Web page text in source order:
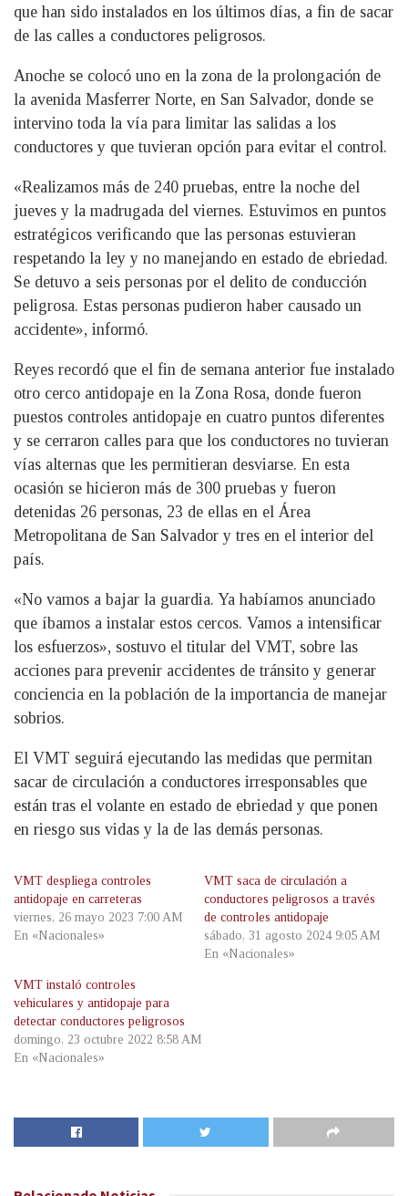
que han sido instalados en los últimos días, a fin de sacar
de las calles a conductores peligrosos.
Anoche se colocó uno en la zona de la prolongación de
la avenida Masferrer Norte, en San Salvador, donde se
intervino toda la vía para limitar las salidas a los
conductores y que tuvieran opción para evitar el control.
«Realizamos más de 240 pruebas, entre la noche del
jueves y la madrugada del viernes. Estuvimos en puntos
estratégicos verificando que las personas estuvieran
respetando la ley y no manejando en estado de ebriedad.
Se detuvo a seis personas por el delito de conducción
peligrosa. Estas personas pudieron haber causado un
accidente», informó.
Reyes recordó que el fin de semana anterior fue instalado
otro cerco antidopaje en la Zona Rosa, donde fueron
puestos controles antidopaje en cuatro puntos diferentes
y se cerraron calles para que los conductores no tuvieran
vías alternas que les permitieran desviarse. En esta
ocasión se hicieron más de 300 pruebas y fueron
detenidas 26 personas, 23 de ellas en el Área
Metropolitana de San Salvador y tres en el interior del
país.
«No vamos a bajar la guardia. Ya habíamos anunciado
que íbamos a instalar estos cercos. Vamos a intensificar
los esfuerzos», sostuvo el titular del VMT, sobre las
acciones para prevenir accidentes de tránsito y generar
conciencia en la población de la importancia de manejar
sobrios.
El VMT seguirá ejecutando las medidas que permitan
sacar de circulación a conductores irresponsables que
están tras el volante en estado de ebriedad y que ponen
en riesgo sus vidas y la de las demás personas.
VMT despliega controles
antidopaje en carreteras
viernes, 26 mayo 2023 7:00 AM
En «Nacionales»
VMT saca de circulación a
conductores peligrosos a través
de controles antidopaje
sábado, 31 agosto 2024 9:05 AM
En «Nacionales»
VMT instaló controles
vehiculares y antidopaje para
detectar conductores peligrosos
domingo, 23 octubre 2022 8:58 AM
En «Nacionales»